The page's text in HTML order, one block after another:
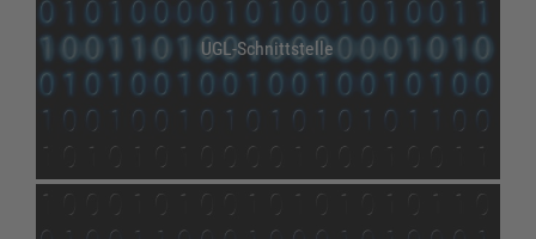
UGL-Schnittstelle